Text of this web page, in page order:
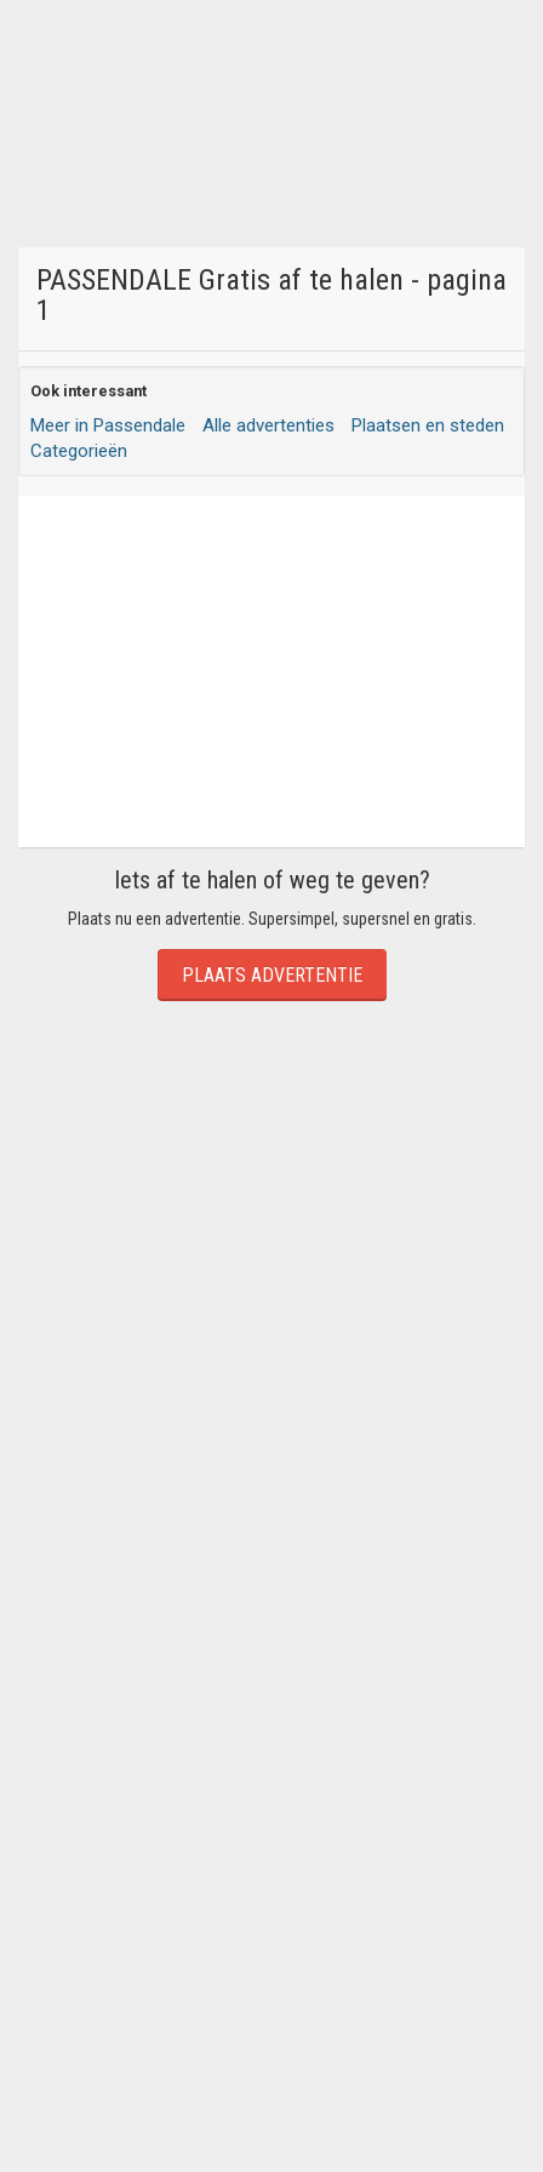
PASSENDALE Gratis af te halen - pagina
1
Ook interessant
Meer in Passendale Alle advertenties
Plaatsen en steden
Categorieën
Iets af te halen of weg te geven?
Plaats nu een advertentie. Supersimpel, supersnel en gratis.
PLAATS ADVERTENTIE